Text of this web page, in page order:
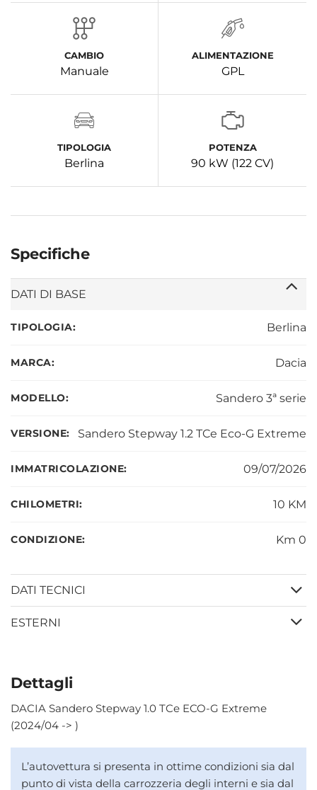
CAMBIO
Manuale
ALIMENTAZIONE
GPL
TIPOLOGIA
Berlina
POTENZA
90 kW (122 CV)
Specifiche
DATI DI BASE
TIPOLOGIA: Berlina
MARCA: Dacia
MODELLO: Sandero 3ª serie
VERSIONE: Sandero Stepway 1.2 TCe Eco-G Extreme
IMMATRICOLAZIONE: 09/07/2026
CHILOMETRI: 10 KM
CONDIZIONE: Km 0
DATI TECNICI
ESTERNI
Dettagli
DACIA Sandero Stepway 1.0 TCe ECO-G Extreme
(2024/04 -> )
L’autovettura si presenta in ottime condizioni sia dal
punto di vista della carrozzeria degli interni e sia dal